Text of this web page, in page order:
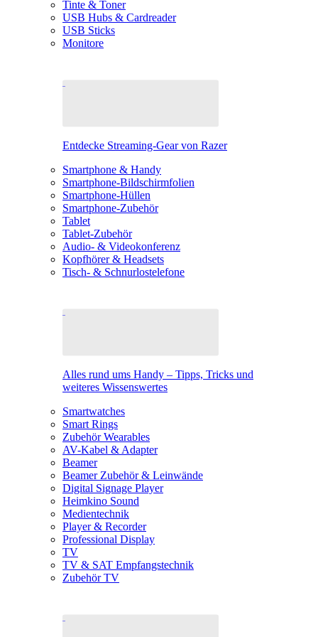
Tinte & Toner
USB Hubs & Cardreader
USB Sticks
Monitore
Entdecke Streaming-Gear von Razer
Smartphone & Handy
Smartphone-Bildschirmfolien
Smartphone-Hüllen
Smartphone-Zubehör
Tablet
Tablet-Zubehör
Audio- & Videokonferenz
Kopfhörer & Headsets
Tisch- & Schnurlostelefone
Alles rund ums Handy – Tipps, Tricks und
weiteres Wissenswertes
Smartwatches
Smart Rings
Zubehör Wearables
AV-Kabel & Adapter
Beamer
Beamer Zubehör & Leinwände
Digital Signage Player
Heimkino Sound
Medientechnik
Player & Recorder
Professional Display
TV
TV & SAT Empfangstechnik
Zubehör TV